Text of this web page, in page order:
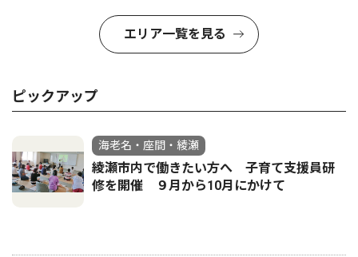
エリア一覧を見る
ピックアップ
海老名・座間・綾瀬
綾瀬市内で働きたい方へ 子育て支援員研
修を開催 ９月から10月にかけて